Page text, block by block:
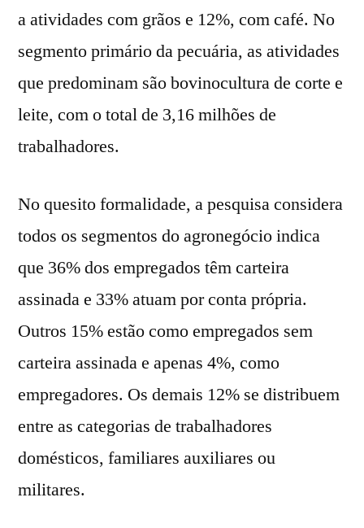
a atividades com grãos e 12%, com café. No
segmento primário da pecuária, as atividades
que predominam são bovinocultura de corte e
leite, com o total de 3,16 milhões de
trabalhadores.
No quesito formalidade, a pesquisa considera
todos os segmentos do agronegócio indica
que 36% dos empregados têm carteira
assinada e 33% atuam por conta própria.
Outros 15% estão como empregados sem
carteira assinada e apenas 4%, como
empregadores. Os demais 12% se distribuem
entre as categorias de trabalhadores
domésticos, familiares auxiliares ou
militares.